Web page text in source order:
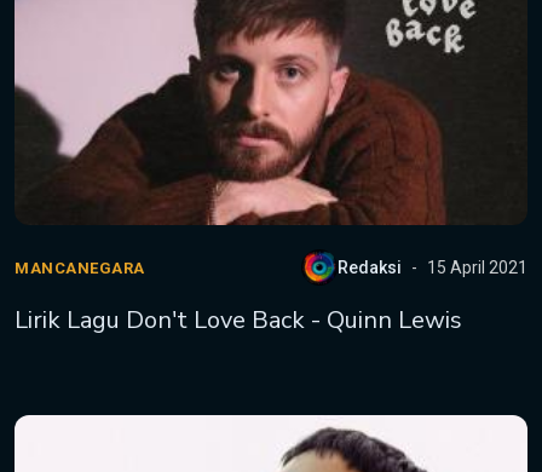
MANCANEGARA Redaksi 15 April 2021
Lirik Lagu Don't Love Back - Quinn Lewis